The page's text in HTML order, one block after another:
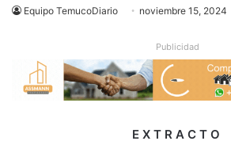
Equipo TemucoDiario noviembre 15, 2024
Publicidad
E X T R A C T O